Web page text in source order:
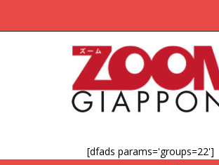
[dfads params='groups=22']